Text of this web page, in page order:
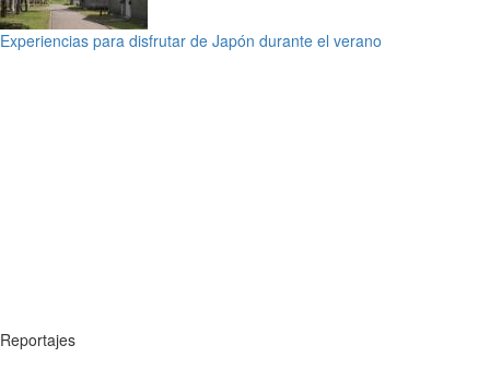
Experiencias para disfrutar de Japón durante el verano
Reportajes